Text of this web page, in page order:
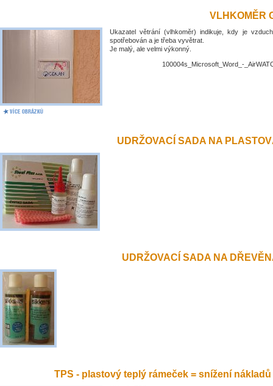
VLHKOMĚR
Ukazatel větrání (vlhkoměr) indikuje, kdy je
spotřebován a je třeba vyvětrat.
Je malý, ale velmi výkonný.
100004s_Microsoft_Word_-
UDRŽOVACÍ SADA NA
UDRŽOVACÍ SADA NA
TPS - plastový teplý rámeček = snížení